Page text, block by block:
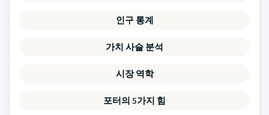
인구 통계
가치 사슬 분석
시장 역학
포터의 5가지 힘